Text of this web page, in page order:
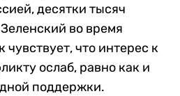
десятки тысяч
во время
что интерес к
ослаб, равно как и
поддержки.